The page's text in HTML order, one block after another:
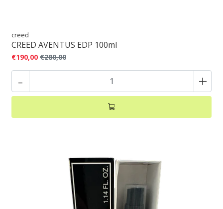
creed
CREED AVENTUS EDP 100ml
€190,00 €280,00
- +